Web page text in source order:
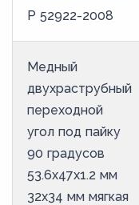
Р 52922-2008
Медный
двухраструбный
переходной
угол под пайку
90 градусов
53.6х47х1.2 мм
32х34 мм мягкая